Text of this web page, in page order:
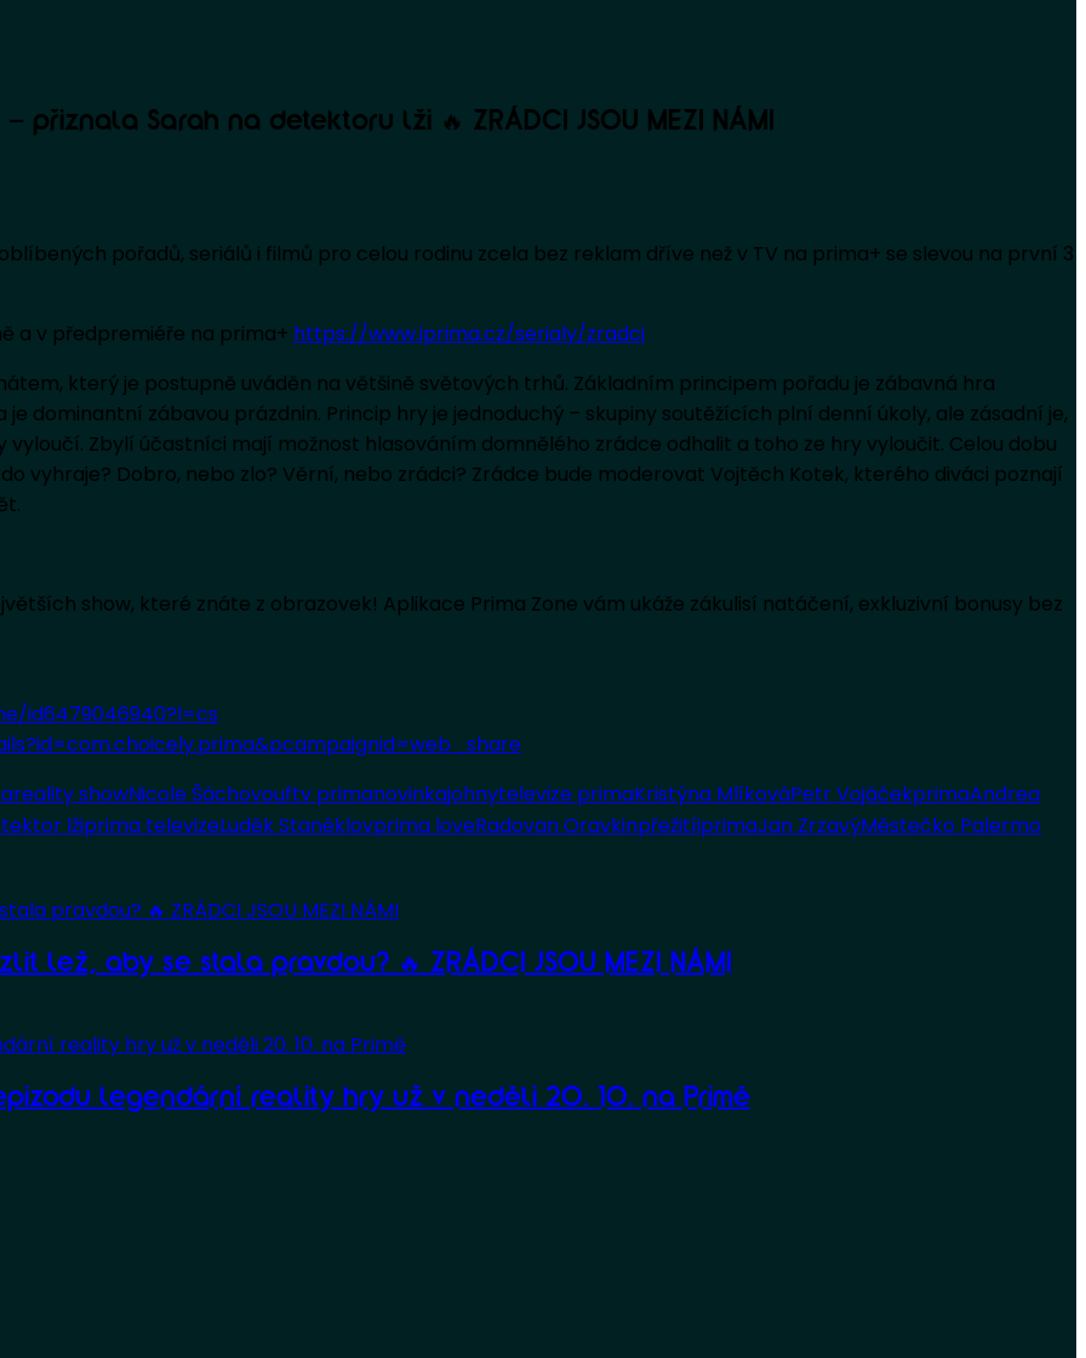
Sarah na detektoru lži 🔥 ZRÁDCI JSOU MEZI NÁMI
oblíbených pořadů, seriálů i filmů pro celou rodinu zcela bez reklam dříve než v TV na prima+ se slevou na první 3
a v předpremiéře na prima+ https://www.iprima.cz/serialy/zradci
který je postupně uváděn na většině světových trhů. Základním principem pořadu je zábavná hra
dominantní zábavou prázdnin. Princip hry je jednoduchý – skupiny soutěžících plní denní úkoly, ale zásadní je,
vyloučí. Zbylí účastníci mají možnost hlasováním domnělého zrádce odhalit a toho ze hry vyloučit. Celou dobu
vyhraje? Dobro, nebo zlo? Věrní, nebo zrádci? Zrádce bude moderovat Vojtěch Kotek, kterého diváci poznají
show, které znáte z obrazovek! Aplikace Prima Zone vám ukáže zákulisí natáčení, exkluzivní bonusy bez
id6479046940?l=cs
reality showNicole Šáchovouftv primanovinkajohnytelevize primaKristýna MlíkováPetr VojáčekprimaAndrea
lžiprima televizeLuděk Staněklovprima loveRadovan OravkinpřežitíiprimaJan ZrzavýMěstečko Palermo
aby se stala pravdou? 🔥 ZRÁDCI JSOU MEZI NÁMI
legendární reality hry už v neděli 20. 10. na Primě